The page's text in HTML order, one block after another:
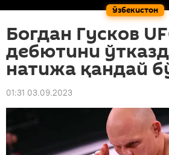
Ўзбекистон
Богдан Гусков
дебютини
натижа қандай
01:31 03.09.2023